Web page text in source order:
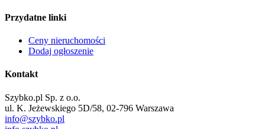
Przydatne linki
Ceny nieruchomości
Dodaj ogłoszenie
Kontakt
Szybko.pl Sp. z o.o.
ul. K. Jeżewskiego 5D/58, 02-796 Warszawa
info@szybko.pl